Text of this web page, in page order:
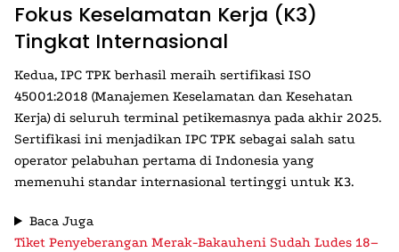
Fokus Keselamatan Kerja (K3)
Tingkat Internasional
Kedua, IPC TPKberhasil meraih sertifikasi ISO
45001:2018 (Manajemen Keselamatan dan Kesehatan
Kerja) di seluruh terminal petikemasnya pada akhir 2025.
Sertifikasi ini menjadikan IPC TPK sebagai salah satu
operator pelabuhan pertama di Indonesia yang
memenuhi standar internasional tertinggi untuk K3.
Baca Juga
Tiket Penyeberangan Merak-Bakauheni Sudah Ludes 18–